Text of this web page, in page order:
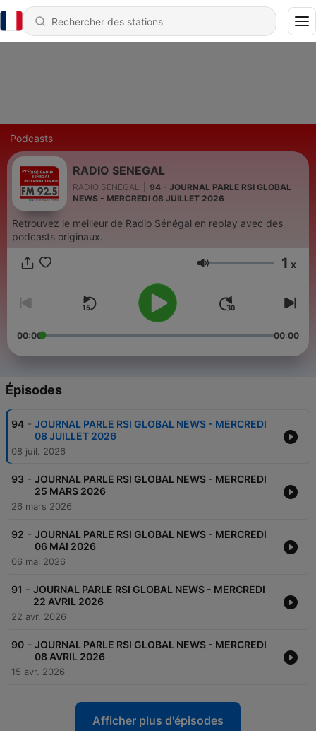
Podcasts
RADIO SENEGAL
RADIO SENEGAL
94 - JOURNAL PARLE RSI GLOBAL
NEWS - MERCREDI 08 JUILLET 2026
Retrouvez le meilleur de Radio Sénégal en replay avec des
podcasts originaux.
Volume 1 x
00:00 00:00
Épisodes
94 - JOURNAL PARLE RSI GLOBAL NEWS - MERCREDI
08 JUILLET 2026
08 juil. 2026
93 - JOURNAL PARLE RSI GLOBAL NEWS - MERCREDI
25 MARS 2026
26 mars 2026
92 - JOURNAL PARLE RSI GLOBAL NEWS - MERCREDI
06 MAI 2026
06 mai 2026
91 - JOURNAL PARLE RSI GLOBAL NEWS - MERCREDI
22 AVRIL 2026
22 avr. 2026
90 - JOURNAL PARLE RSI GLOBAL NEWS - MERCREDI
08 AVRIL 2026
15 avr. 2026
Afficher plus d'épisodes